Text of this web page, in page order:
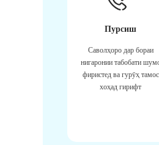
Пурсиш
Саволҳоро дар бораи
нигаронии табобати
фиристед ва гурӯҳ тамос
хоҳад гирифт